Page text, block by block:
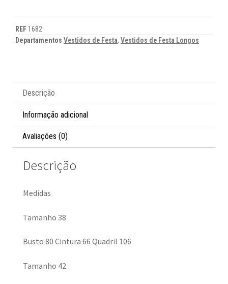
REF 1682
Departamentos Vestidos de Festa, Vestidos de Festa Longos
Descrição
Informação adicional
Avaliações (0)
Descrição
Medidas
Tamanho 38
Busto 80 Cintura 66 Quadril 106
Tamanho 42